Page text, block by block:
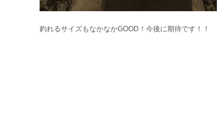
釣れるサイズもなかなかGOOD！今後に期待です！！